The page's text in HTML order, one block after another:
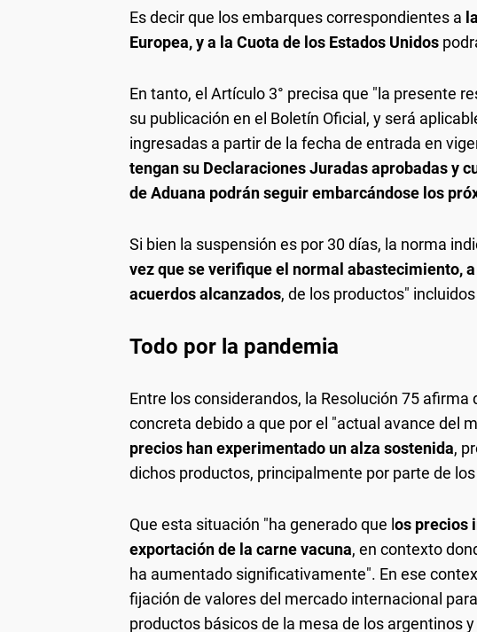
Es decir que los embarques correspondientes a
Europea, y a la Cuota de los Estados Unidos
En tanto, el Artículo 3° precisa que "la presente
su publicación en el Boletín Oficial, y será
ingresadas a partir de la fecha de entrada en
tengan su Declaraciones Juradas aprobadas y
de Aduana podrán seguir embarcándose los
Si bien la suspensión es por 30 días, la norma
vez que se verifique el normal abastecimiento,
acuerdos alcanzados, de los productos"
Todo por la pandemia
Entre los considerandos, la Resolución 75
concreta debido a que por el "actual avance del
precios han experimentado un alza sostenida,
dichos productos, principalmente por parte de
Que esta situación "ha generado que los precios
exportación de la carne vacuna, en contexto
ha aumentado significativamente". En ese
fijación de valores del mercado internacional
productos básicos de la mesa de los argentinos